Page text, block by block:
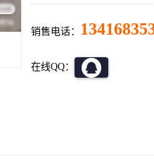
销售电话：
在线QQ：